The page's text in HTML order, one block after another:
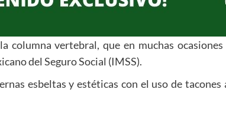
vertebral, que en muchas
del Seguro Social (IMSS).
esbeltas y estéticas con el uso de